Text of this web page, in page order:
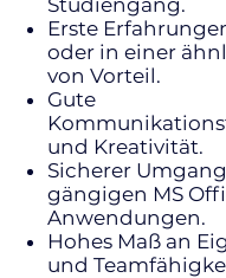
Studiengang.
Erste
oder in einer
von Vorteil.
Gute
und Kreativität.
Sicherer
gängigen MS
Anwendungen.
Hohes Maß an
und